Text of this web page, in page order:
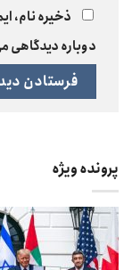
ذخیره نام،
دوباره دیدگاهی
پرونده ویژه